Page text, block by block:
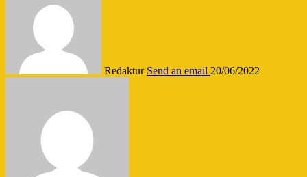
Redaktur Send an email 20/06/2022